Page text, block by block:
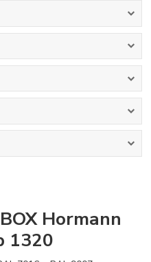
Hormann
1320